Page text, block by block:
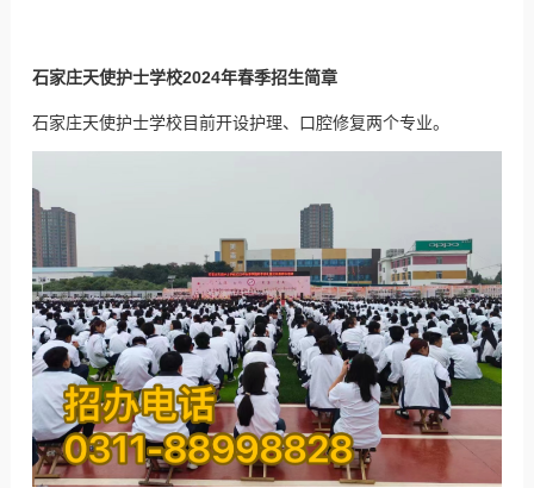
石家庄天使护士学校2024年春季招生简章
石家庄天使护士学校目前开设护理、口腔修复两个专业。